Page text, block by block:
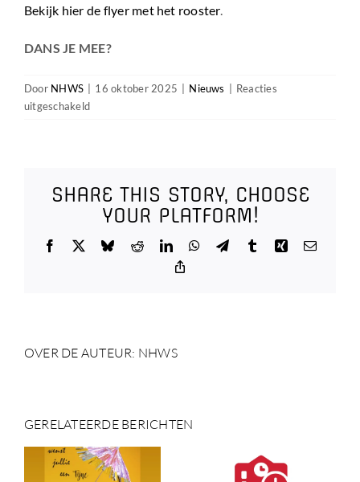
Bekijk hier de flyer met het rooster.
DANS JE MEE?
Door NHWS 16 oktober 2025 Nieuws
Reacties
uitgeschakeldvoor
SHARE THIS STORY, CHOOSE
YOUR PLATFORM!
Facebook BlueskyRedditLinkedInWhatsApp
TelegramTumblrXing E-
OVER DE AUTEUR: NHWS
GERELATEERDE BERICHTEN